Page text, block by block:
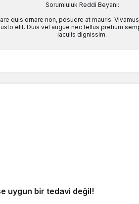
Sorumluluk Reddi Beyanı:
quis ornare non, posuere at mauris.
elit. Duis vel augue nec tellus pretium
iaculis dignissim.
uygun bir tedavi değil!